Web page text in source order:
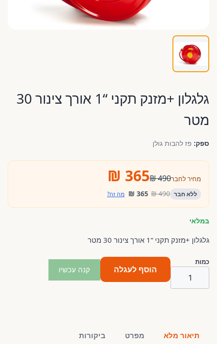
גלגלון +מזנק תקני “1 אורך צינור 30
מטר
ספק: פז להבות גולן
מחיר לחבר490 ₪
365 ₪
ללא חבר 490 ₪
365 ₪ מה זה?
במלאי
גלגלון +מזנק תקני “1 אורך צינור 30 מטר
כמות
הוסף לעגלה קנה עכשיו
תיאור מלא מפרט ביקורות